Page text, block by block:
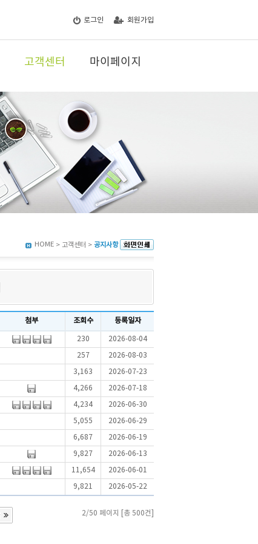
로그인 회원가입
고객센터 마이페이지
HOME > 고객센터 > 공지사항
첨부 조회수 등록일자
230 2026-08-04
257 2026-08-03
3,163 2026-07-23
4,266 2026-07-18
4,234 2026-06-30
5,055 2026-06-29
6,687 2026-06-19
9,827 2026-06-13
11,654 2026-06-01
9,821 2026-05-22
2/50 페이지 [총 500건]